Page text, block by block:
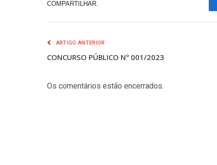
COMPARTILHAR.
ARTIGO ANTERIOR
CONCURSO PÚBLICO Nº 001/2023
Os comentários estão encerrados.